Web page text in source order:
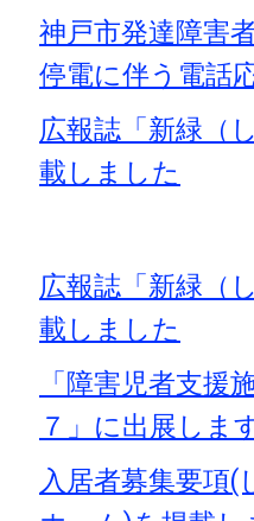
神戸市発達障害
停電に伴う電話
広報誌「新緑（
載しました
広報誌「新緑（
載しました
「障害児者支
７」に出展しま
入居者募集要項